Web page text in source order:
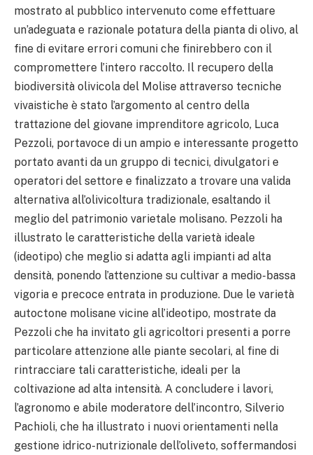
mostrato al pubblico intervenuto come effettuare
un’adeguata e razionale potatura della pianta di olivo, al
fine di evitare errori comuni che finirebbero con il
compromettere l’intero raccolto. Il recupero della
biodiversità olivicola del Molise attraverso tecniche
vivaistiche è stato l’argomento al centro della
trattazione del giovane imprenditore agricolo, Luca
Pezzoli, portavoce di un ampio e interessante progetto
portato avanti da un gruppo di tecnici, divulgatori e
operatori del settore e finalizzato a trovare una valida
alternativa all’olivicoltura tradizionale, esaltando il
meglio del patrimonio varietale molisano. Pezzoli ha
illustrato le caratteristiche della varietà ideale
(ideotipo) che meglio si adatta agli impianti ad alta
densità, ponendo l’attenzione su cultivar a medio-bassa
vigoria e precoce entrata in produzione. Due le varietà
autoctone molisane vicine all’ideotipo, mostrate da
Pezzoli che ha invitato gli agricoltori presenti a porre
particolare attenzione alle piante secolari, al fine di
rintracciare tali caratteristiche, ideali per la
coltivazione ad alta intensità. A concludere i lavori,
l’agronomo e abile moderatore dell’incontro, Silverio
Pachioli, che ha illustrato i nuovi orientamenti nella
gestione idrico-nutrizionale dell’oliveto, soffermandosi